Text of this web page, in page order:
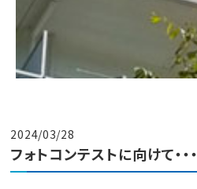
2024/03/28
フォトコンテストに向けて・・・